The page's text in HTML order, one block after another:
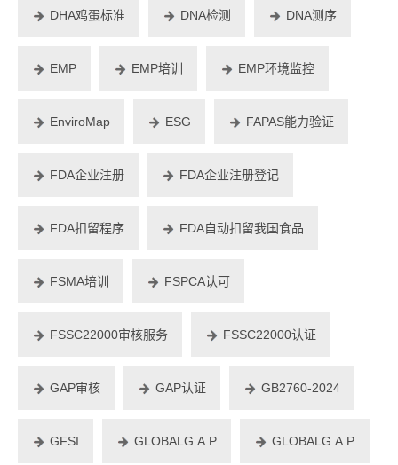
DHA鸡蛋标准 DNA检测 DNA测序
EMP EMP培训 EMP环境监控
EnviroMap ESG FAPAS能力验证
FDA企业注册 FDA企业注册登记
FDA扣留程序 FDA自动扣留我国食品
FSMA培训 FSPCA认可
FSSC22000审核服务 FSSC22000认证
GAP审核 GAP认证 GB2760-2024
GFSI GLOBALG.A.P GLOBALG.A.P.